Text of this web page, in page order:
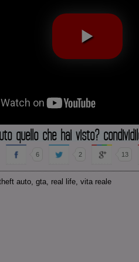
quello che hai visto?
6 2 13
auto, gta, real life, vita reale